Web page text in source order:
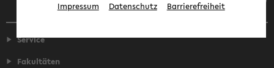
Service
Fakultäten
Impressum Datenschutz Barrierefreiheit